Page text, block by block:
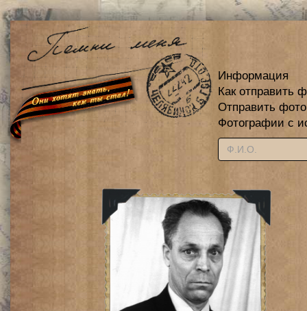
Информация
Как отправить
Отправить
Фотографии с